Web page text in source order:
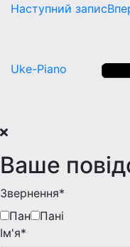
Наступний запис
Uke-Piano
Ваше
Звернення*
Пан
Пані
Iм'я*